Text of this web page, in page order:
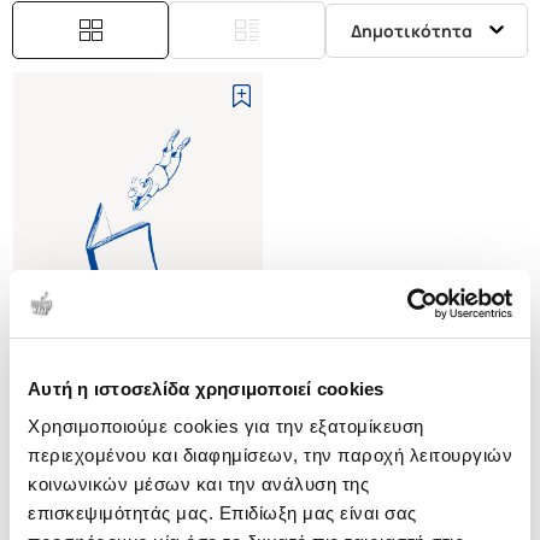
Αυτή η ιστοσελίδα χρησιμοποιεί cookies
Χρησιμοποιούμε cookies για την εξατομίκευση
περιεχομένου και διαφημίσεων, την παροχή λειτουργιών
κοινωνικών μέσων και την ανάλυση της
επισκεψιμότητάς μας. Επιδίωξη μας είναι σας
Δημοτικότητα
(0)
ΔΙΦΙΛΟΥ ΤΟΥ ΣΙΦΝΙΟΥ ΠΕΡΙ ΤΩΝ
ΠΡΟΣΦΕΡΟΜΕΝΩΝ ΤΟΙΣ
ΝΟΣΟΥΣΙ ΚΑΙ ΤΟΙ
ΠΡΟΜΠΟΝΑΣ Γ. ΝΙΚΟΛΑΟΣ
Κωδ. Πολιτείας:1985-1512